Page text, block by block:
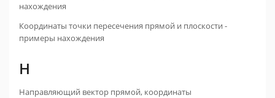
нахождения
Координаты точки пересечения прямой и плоскости -
примеры нахождения
Н
Направляющий вектор прямой, координаты